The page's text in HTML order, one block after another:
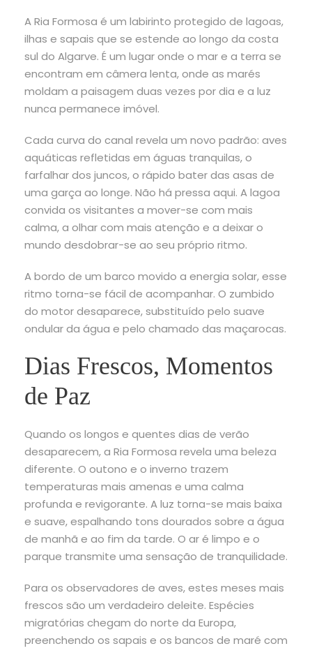
A Ria Formosa é um labirinto protegido de lagoas,
ilhas e sapais que se estende ao longo da costa
sul do Algarve. É um lugar onde o mar e a terra se
encontram em câmera lenta, onde as marés
moldam a paisagem duas vezes por dia e a luz
nunca permanece imóvel.
Cada curva do canal revela um novo padrão: aves
aquáticas refletidas em águas tranquilas, o
farfalhar dos juncos, o rápido bater das asas de
uma garça ao longe. Não há pressa aqui. A lagoa
convida os visitantes a mover-se com mais
calma, a olhar com mais atenção e a deixar o
mundo desdobrar-se ao seu próprio ritmo.
A bordo de um barco movido a energia solar, esse
ritmo torna-se fácil de acompanhar. O zumbido
do motor desaparece, substituído pelo suave
ondular da água e pelo chamado das maçarocas.
Dias Frescos, Momentos
de Paz
Quando os longos e quentes dias de verão
desaparecem, a Ria Formosa revela uma beleza
diferente. O outono e o inverno trazem
temperaturas mais amenas e uma calma
profunda e revigorante. A luz torna-se mais baixa
e suave, espalhando tons dourados sobre a água
de manhã e ao fim da tarde. O ar é limpo e o
parque transmite uma sensação de tranquilidade.
Para os observadores de aves, estes meses mais
frescos são um verdadeiro deleite. Espécies
migratórias chegam do norte da Europa,
preenchendo os sapais e os bancos de maré com